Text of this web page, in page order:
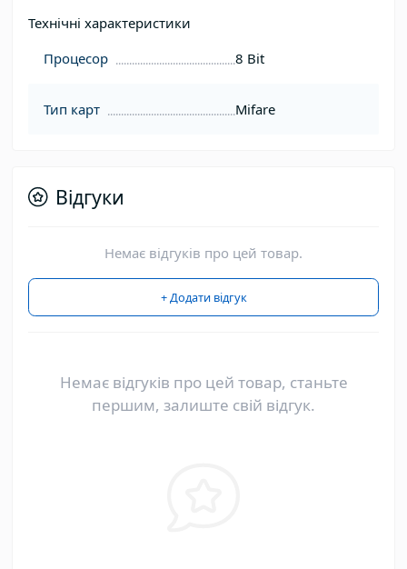
Технічні характеристики
Процесор
8 Bit
Тип карт Mifare
Відгуки
Немає відгуків про цей товар.
+ Додати відгук
Немає відгуків про цей товар, станьте
першим, залиште свій відгук.